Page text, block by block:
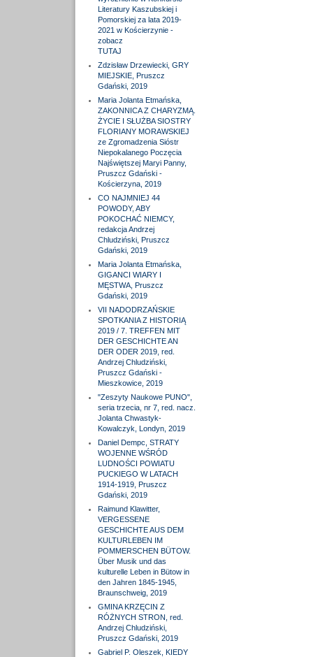
Literatury Kaszubskiej i
Pomorskiej za lata 2019-
2021 w Kościerzynie -
zobacz
TUTAJ
Zdzisław Drzewiecki, GRY
MIEJSKIE, Pruszcz
Gdański, 2019
Maria Jolanta Etmańska,
ZAKONNICA Z CHARYZMĄ.
ŻYCIE I SŁUŻBA SIOSTRY
FLORIANY MORAWSKIEJ
ze Zgromadzenia Sióstr
Niepokalanego Poczęcia
Najświętszej Maryi Panny,
Pruszcz Gdański -
Kościerzyna, 2019
CO NAJMNIEJ 44
POWODY, ABY
POKOCHAĆ NIEMCY,
redakcja Andrzej
Chludziński, Pruszcz
Gdański, 2019
Maria Jolanta Etmańska,
GIGANCI WIARY I
MĘSTWA, Pruszcz
Gdański, 2019
VII NADODRZAŃSKIE
SPOTKANIA Z HISTORIĄ
2019 / 7. TREFFEN MIT
DER GESCHICHTE AN
DER ODER 2019, red.
Andrzej Chludziński,
Pruszcz Gdański -
Mieszkowice, 2019
"Zeszyty Naukowe PUNO",
seria trzecia, nr 7, red. nacz.
Jolanta Chwastyk-
Kowalczyk, Londyn, 2019
Daniel Dempc, STRATY
WOJENNE WŚRÓD
LUDNOŚCI POWIATU
PUCKIEGO W LATACH
1914-1919, Pruszcz
Gdański, 2019
Raimund Klawitter,
VERGESSENE
GESCHICHTE AUS DEM
KULTURLEBEN IM
POMMERSCHEN BÜTOW.
Über Musik und das
kulturelle Leben in Bütow in
den Jahren 1845-1945,
Braunschweig, 2019
GMINA KRZĘCIN Z
RÓŻNYCH STRON, red.
Andrzej Chludziński,
Pruszcz Gdański, 2019
Gabriel P. Oleszek, KIEDY